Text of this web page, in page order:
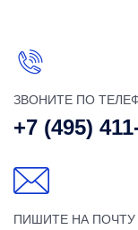
ЗВОНИТЕ ПО
+7 (495)
ПИШИТЕ НА ПОЧТУ